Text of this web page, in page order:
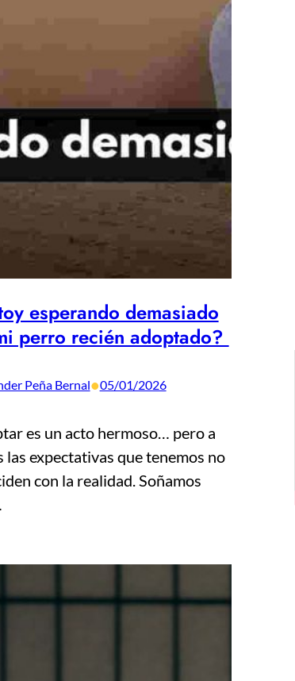
esperando demasiado
perro recién adoptado?
Peña Bernal•05/01/2026
es un acto hermoso… pero a
las expectativas que tenemos no
con la realidad. Soñamos